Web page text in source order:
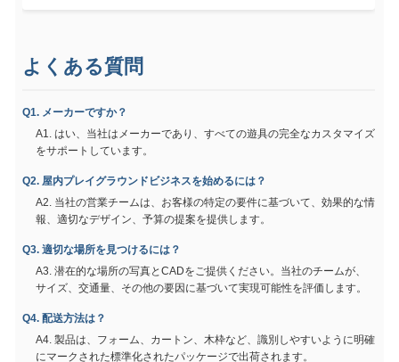
よくある質問
Q1. メーカーですか？
A1. はい、当社はメーカーであり、すべての遊具の完全なカスタマイズ
をサポートしています。
Q2. 屋内プレイグラウンドビジネスを始めるには？
A2. 当社の営業チームは、お客様の特定の要件に基づいて、効果的な情
報、適切なデザイン、予算の提案を提供します。
Q3. 適切な場所を見つけるには？
A3. 潜在的な場所の写真とCADをご提供ください。当社のチームが、
サイズ、交通量、その他の要因に基づいて実現可能性を評価します。
Q4. 配送方法は？
A4. 製品は、フォーム、カートン、木枠など、識別しやすいように明確
にマークされた標準化されたパッケージで出荷されます。